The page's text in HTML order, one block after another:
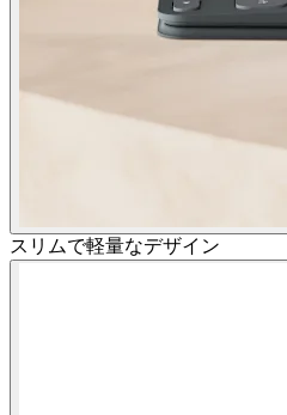
スリムで軽量なデザイン